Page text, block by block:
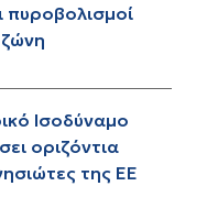
πυροβολισμοί
Ισοδύναμο
οριζόντια
της ΕΕ